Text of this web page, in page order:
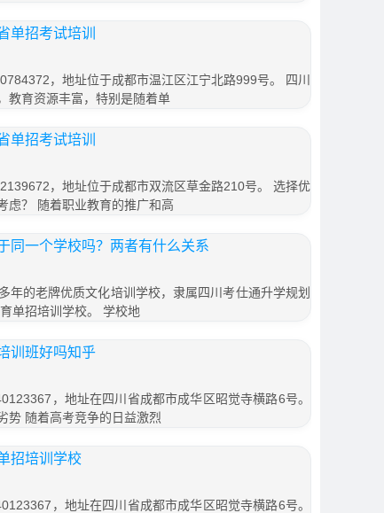
单招考试培训
，地址位于成都市温江区江宁北路999号。 四川
教育资源丰富，特别是随着单
单招考试培训
，地址位于成都市双流区草金路210号。 选择优
虑？ 随着职业教育的推广和高
同一个学校吗？两者有什么关系
年的老牌优质文化培训学校，隶属四川考仕通升学规划
单招培训学校。 学校地
训班好吗知乎
，地址在四川省成都市成华区昭觉寺横路6号。
势 随着高考竞争的日益激烈
招培训学校
，地址在四川省成都市成华区昭觉寺横路6号。